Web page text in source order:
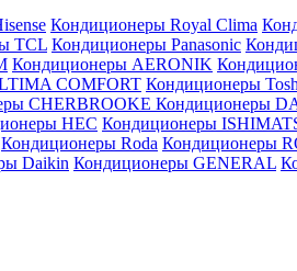
Кондиционеры Royal Clima
TCL Кондиционеры Panasonic
Кондиционеры AERONIK
COMFORT Кондиционеры
CHERBROOKE Кондиционеры
HEC Кондиционеры
Кондиционеры Roda Кондиционеры
Daikin Кондиционеры GENERAL